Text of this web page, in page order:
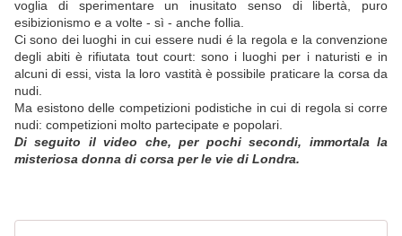
voglia di sperimentare un inusitato senso di libertà, puro
esibizionismo e a volte - sì - anche follia.
Ci sono dei luoghi in cui essere nudi é la regola e la convenzione
degli abiti è rifiutata tout court: sono i luoghi per i naturisti e in
alcuni di essi, vista la loro vastità è possibile praticare la corsa da
nudi.
Ma esistono delle competizioni podistiche in cui di regola si corre
nudi: competizioni molto partecipate e popolari.
Di seguito il video che, per pochi secondi, immortala la
misteriosa donna di corsa per le vie di Londra.